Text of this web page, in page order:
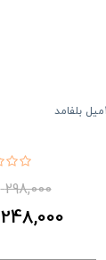
298,000
248,000